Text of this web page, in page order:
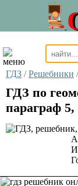
ГДЗ / Решебники /
ГДЗ по
параграф 5,